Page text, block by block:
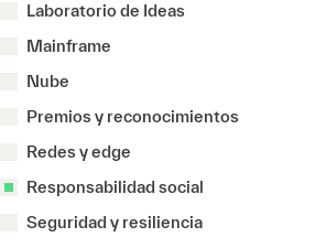
Laboratorio de Ideas
Mainframe
Nube
Premios y reconocimientos
Redes y edge
Responsabilidad social
Seguridad y resiliencia